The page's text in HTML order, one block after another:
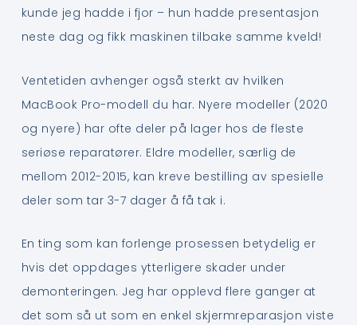
kunde jeg hadde i fjor – hun hadde presentasjon
neste dag og fikk maskinen tilbake samme kveld!
Ventetiden avhenger også sterkt av hvilken
MacBook Pro-modell du har. Nyere modeller (2020
og nyere) har ofte deler på lager hos de fleste
seriøse reparatører. Eldre modeller, særlig de
mellom 2012-2015, kan kreve bestilling av spesielle
deler som tar 3-7 dager å få tak i.
En ting som kan forlenge prosessen betydelig er
hvis det oppdages ytterligere skader under
demonteringen. Jeg har opplevd flere ganger at
det som så ut som en enkel skjermreparasjon viste